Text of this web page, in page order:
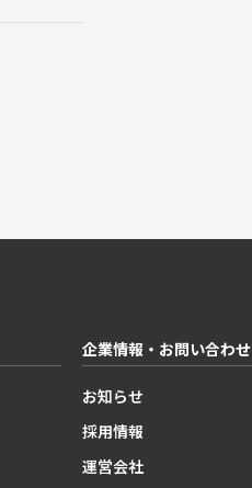
企業情報・お問い合わせ
お知らせ
採用情報
運営会社